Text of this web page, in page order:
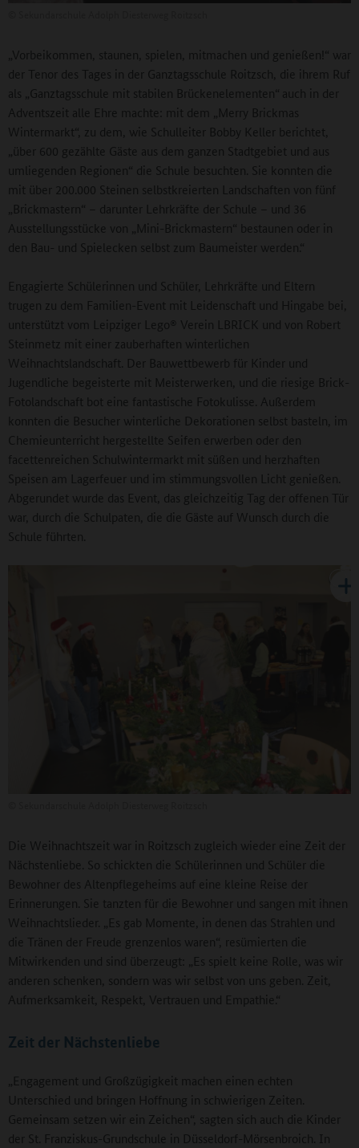
„Vorbeikommen, staunen, spielen, mitmachen und genießen!“ war
der Tenor des Tages in der Ganztagsschule Roitzsch, die ihrem Ruf
als „Ganztagsschule mit stabilen Brückenelementen“ auch in der
Adventszeit alle Ehre machte: mit dem „Merry Brickmas
Wintermarkt“, zu dem, wie Schulleiter Bobby Keller berichtet,
„über 600 gezählte Gäste aus dem ganzen Stadtgebiet und aus
umliegenden Regionen“ die Schule besuchten. Sie konnten die
mit über 200.000 Steinen selbstkreierten Landschaften von fünf
„Brickmastern“ – darunter Lehrkräfte der Schule – und 36
Ausstellungsstücke von „Mini-Brickmastern“ bestaunen oder in
den Bau- und Spielecken selbst zum Baumeister werden.“
Engagierte Schülerinnen und Schüler, Lehrkräfte und Eltern
trugen zu dem Familien-Event mit Leidenschaft und Hingabe bei,
unterstützt vom Leipziger Lego® Verein LBRICK und von Robert
Steinmetz mit einer zauberhaften winterlichen
Weihnachtslandschaft. Der Bauwettbewerb für Kinder und
Jugendliche begeisterte mit Meisterwerken, und die riesige Brick-
Fotolandschaft bot eine fantastische Fotokulisse. Außerdem
konnten die Besucher winterliche Dekorationen selbst basteln, im
Chemieunterricht hergestellte Seifen erwerben oder den
facettenreichen Schulwintermarkt mit süßen und herzhaften
Speisen am Lagerfeuer und im stimmungsvollen Licht genießen.
Abgerundet wurde das Event, das gleichzeitig Tag der offenen Tür
war, durch die Schulpaten, die die Gäste auf Wunsch durch die
Schule führten.
Die Weihnachtszeit war in Roitzsch zugleich wieder eine Zeit der
Nächstenliebe. So schickten die Schülerinnen und Schüler die
Bewohner des Altenpflegeheims auf eine kleine Reise der
Erinnerungen. Sie tanzten für die Bewohner und sangen mit ihnen
Weihnachtslieder. „Es gab Momente, in denen das Strahlen und
die Tränen der Freude grenzenlos waren“, resümierten die
Mitwirkenden und sind überzeugt: „Es spielt keine Rolle, was wir
anderen schenken, sondern was wir selbst von uns geben. Zeit,
Aufmerksamkeit, Respekt, Vertrauen und Empathie.“
Zeit der Nächstenliebe
„Engagement und Großzügigkeit machen einen echten
Unterschied und bringen Hoffnung in schwierigen Zeiten.
Gemeinsam setzen wir ein Zeichen“, sagten sich auch die Kinder
der St. Franziskus-Grundschule in Düsseldorf-Mörsenbroich. In